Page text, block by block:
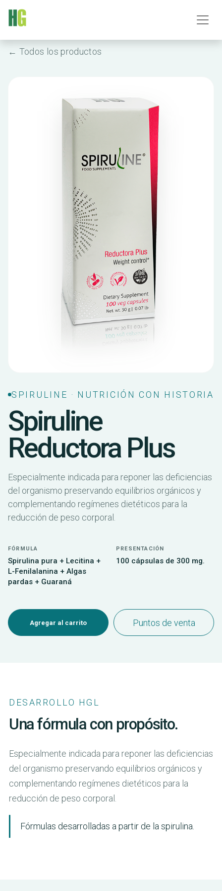
← Todos los productos
SPIRULINE · NUTRICIÓN CON HISTORIA
Spiruline
Reductora Plus
Especialmente indicada para reponer las deficiencias
del organismo preservando equilibrios orgánicos y
complementando regímenes dietéticos para la
reducción de peso corporal.
FÓRMULA
Spirulina pura + Lecitina +
L-Fenilalanina + Algas
pardas + Guaraná
PRESENTACIÓN
100 cápsulas de 300 mg.
Agregar al carrito Puntos de venta
DESARROLLO HGL
Una fórmula con propósito.
Especialmente indicada para reponer las deficiencias
del organismo preservando equilibrios orgánicos y
complementando regímenes dietéticos para la
reducción de peso corporal.
Fórmulas desarrolladas a partir de la spirulina.